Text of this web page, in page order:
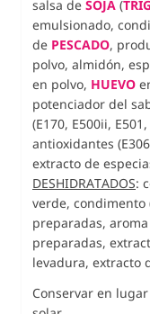
salsa de SOJA (
emulsionado,
de PESCADO,
polvo, almidón,
en polvo, HUEVO
potenciador del
(E170, E500ii,
antioxidantes
extracto de
DESHIDRATADOS:
verde, condimento
preparadas,
preparadas,
levadura, extracto
Conservar en